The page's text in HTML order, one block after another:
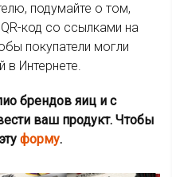
подумайте о том,
код со ссылками на
покупатели могли
в Интернете.
брендов яиц и с
ваш продукт. Чтобы
форму.